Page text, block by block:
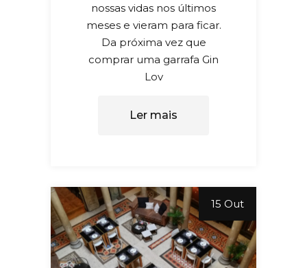
nossas vidas nos últimos
meses e vieram para ficar.
Da próxima vez que
comprar uma garrafa Gin
Lov
Ler mais
15 Out